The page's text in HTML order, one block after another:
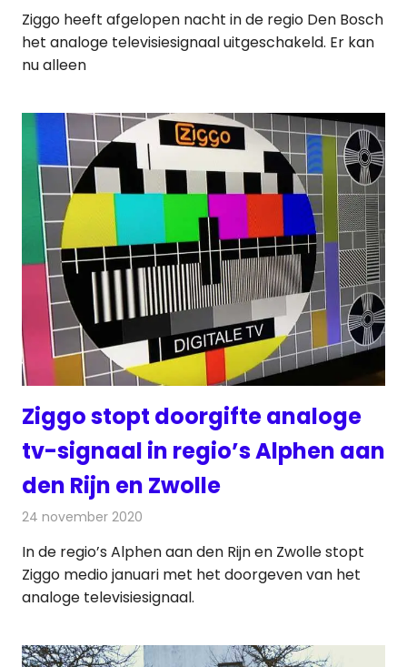
Ziggo heeft afgelopen nacht in de regio Den Bosch
het analoge televisiesignaal uitgeschakeld. Er kan
nu alleen
Ziggo stopt doorgifte analoge
tv-signaal in regio’s Alphen aan
den Rijn en Zwolle
24 november 2020
In de regio’s Alphen aan den Rijn en Zwolle stopt
Ziggo medio januari met het doorgeven van het
analoge televisiesignaal.